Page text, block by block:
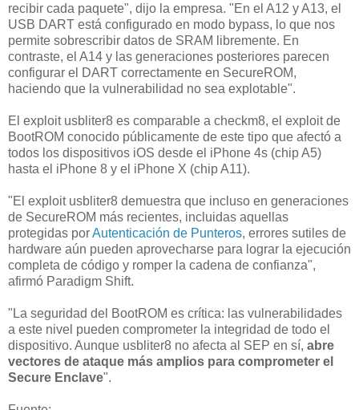
recibir cada paquete", dijo la empresa. "En el A12 y A13, el
USB DART está configurado en modo bypass, lo que nos
permite sobrescribir datos de SRAM libremente. En
contraste, el A14 y las generaciones posteriores parecen
configurar el DART correctamente en SecureROM,
haciendo que la vulnerabilidad no sea explotable".
El exploit usbliter8 es comparable a checkm8, el exploit de
BootROM conocido públicamente de este tipo que afectó a
todos los dispositivos iOS desde el iPhone 4s (chip A5)
hasta el iPhone 8 y el iPhone X (chip A11).
"El exploit usbliter8 demuestra que incluso en generaciones
de SecureROM más recientes, incluidas aquellas
protegidas porAutenticación de Punteros, errores sutiles de
hardware aún pueden aprovecharse para lograr la ejecución
completa de código y romper la cadena de confianza",
afirmó Paradigm Shift.
"La seguridad del BootROM es crítica: las vulnerabilidades
a este nivel pueden comprometer la integridad de todo el
dispositivo. Aunque usbliter8 no afecta al SEP en sí, abre
vectores de ataque más amplios para comprometer el
Secure Enclave".